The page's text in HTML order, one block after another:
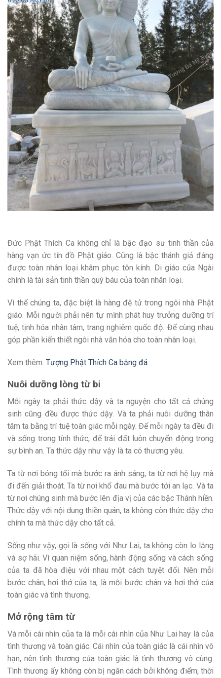
Đức Phật Thích Ca không chỉ là bậc đạo sư tinh thần của
hàng vạn ức tín đồ Phật giáo. Cũng là bậc thánh giả đáng
được toàn nhân loại khâm phục tôn kính. Di giáo của Ngài
chính là tài sản tinh thần quý báu của toàn nhân loại.
Vì thế chúng ta, đặc biệt là hàng đệ tử trong ngôi nhà Phật
giáo. Mỗi người phải nên tự mình phát huy trưởng dưỡng trí
tuệ, tịnh hóa nhân tâm, trang nghiêm quốc độ. Để cùng nhau
góp phần kiến thiết ngôi nhà văn hóa cho toàn nhân loại.
Xem thêm: Tượng Phật Thích Ca bằng đá
Nuôi dưỡng lòng từ bi
Mỗi ngày ta phải thức dậy và ta nguyện cho tất cả chúng
sinh cũng đều được thức dậy. Và ta phải nuôi dưỡng thân
tâm ta bằng trí tuệ toàn giác mỗi ngày. Để mỗi ngày ta đều đi
và sống trong tỉnh thức, để trái đất luôn chuyển động trong
sự bình an. Ta thức dậy như vậy là ta có thương yêu.
Ta từ nơi bóng tối mà bước ra ánh sáng, ta từ nơi hệ lụy mà
đi đến giải thoát. Ta từ nơi khổ đau mà bước tới an lạc. Và ta
từ nơi chúng sinh mà bước lên địa vị của các bậc Thánh hiền.
Thức dậy với nội dung thiền quán, ta không còn thức dậy cho
chính ta mà thức dậy cho tất cả.
Sống như vậy, gọi là sống với Như Lai, ta không còn lo lắng
và sợ hãi. Vì quan niệm sống, hành động sống và cách sống
của ta đã hòa điệu với nhau một cách tuyệt đối. Nên mỗi
bước chân, hơi thở của ta, là mỗi bước chân và hơi thở của
toàn giác và tình thương.
Mở rộng tâm từ
Và mỗi cái nhìn của ta là mỗi cái nhìn của Như Lai hay là của
tình thương và toàn giác. Cái nhìn của toàn giác là cái nhìn vô
hạn, nên tình thương của toàn giác là tình thương vô cùng.
Tình thương ấy không còn bị ngăn cách bởi không điểm, thời